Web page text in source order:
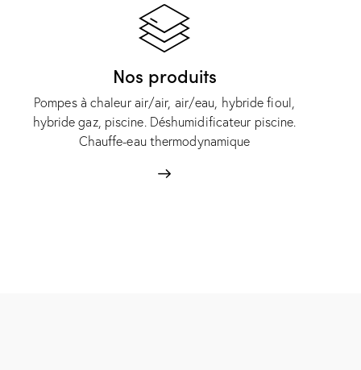
Nos produits
Pompes à chaleur air/air, air/eau, hybride fioul,
hybride gaz, piscine. Déshumidificateur piscine.
Chauffe-eau thermodynamique